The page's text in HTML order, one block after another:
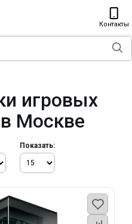
Контакты
игровых
Москве
Показать: